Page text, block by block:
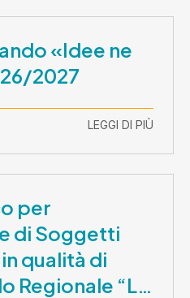
«Idee ne
2027
LEGGI DI PIÙ
per
di Soggetti
qualità di
Regionale “La